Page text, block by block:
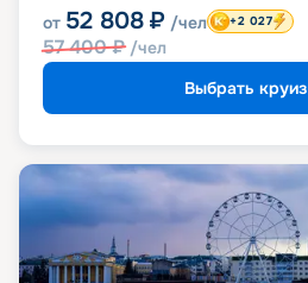
от 52 808 ₽ /чел
57 400₽ /чел
+2 027
Выбрать круиз